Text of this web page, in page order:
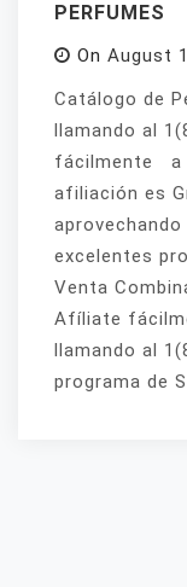
PERFUMES
On August
Catálogo de
llamando al
fácilmente a
afiliación es
excelentes
Venta
Afíliate
llamando al
programa de